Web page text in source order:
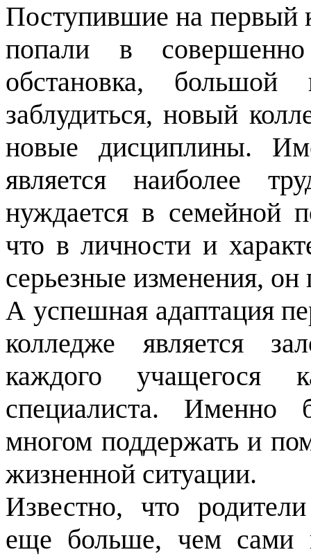
Поступившие на первый
попали в
обстановка,
заблудиться, новый
новые дисциплины.
является наиболее
нуждается в семейной
что в личности и
серьезные изменения,
А успешная адаптация
колледже является
каждого учащегося
специалиста.
многом поддержать и
жизненной ситуации.
Известно, что
еще больше, чем сами